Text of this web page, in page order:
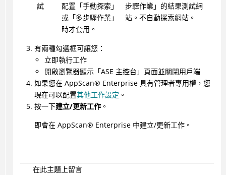
試
配置「手動探索」
或「多步驟作業」
時才套用。
步驟作業」的結果測試網
站。不自動探索網站。
有兩種勾選框可讓您：
立即執行工作
開啟瀏覽器顯示「ASE 主控台」頁面並關閉用戶端
如果您在 AppScan® Enterprise具有管理者專用權，您
現在可以配置其他工作設定 。
按一下建立/更新工作。
即會在 AppScan® Enterprise中建立/更新工作。
在此主題上留言